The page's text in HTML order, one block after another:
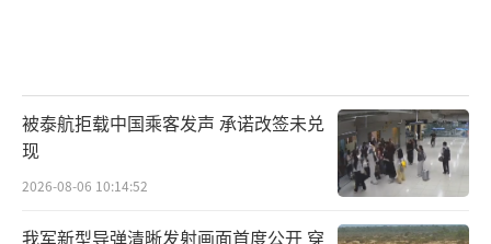
被泰航拒载中国乘客发声 承诺改签未兑
现
2026-08-06 10:14:52
我军新型导弹清晰发射画面首度公开 穿